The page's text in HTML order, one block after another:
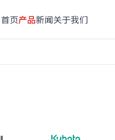
首页产品新闻关于我们